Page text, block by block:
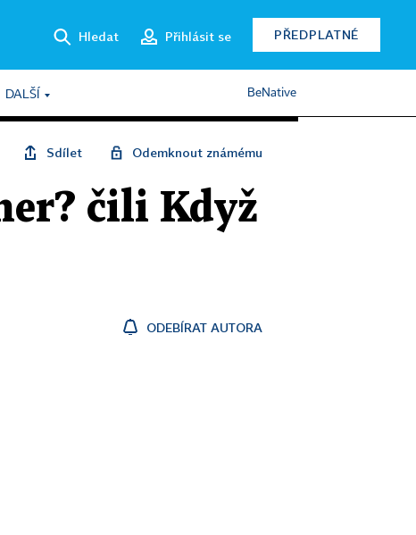
Hledat Přihlásit se PŘEDPLATNÉ
DALŠÍ BeNative
Sdílet Odemknout známému
čili Když
ODEBÍRAT AUTORA